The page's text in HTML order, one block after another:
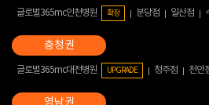
글로벌365mc인천병원 확장 분당점 일산점
글로벌365mc대전병원 UPGRADE 청주점 천안